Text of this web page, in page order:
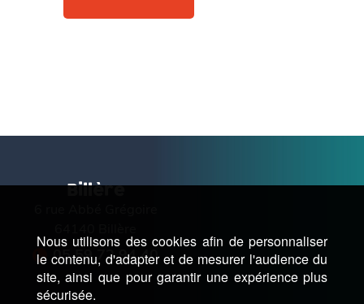
Billère
05 59 72 94 40
Nous utilisons des cookies afin de personnaliser
le contenu, d'adapter et de mesurer l'audience du
site, ainsi que pour garantir une expérience plus
sécurisée.